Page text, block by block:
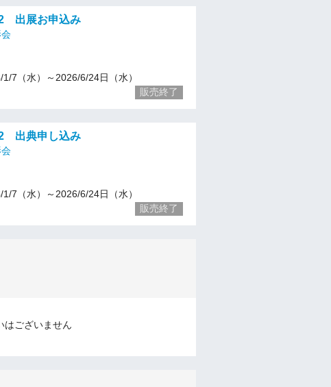
出展お申込み
1/7（水）～2026/6/24日（水）
販売終了
出典申し込み
1/7（水）～2026/6/24日（水）
販売終了
はございません